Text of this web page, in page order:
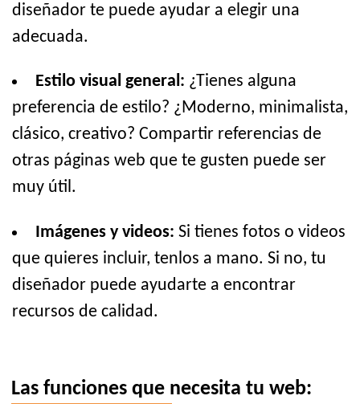
diseñador te puede ayudar a elegir una
adecuada.
Estilo visual general: ¿Tienes alguna
preferencia de estilo? ¿Moderno, minimalista,
clásico, creativo? Compartir referencias de
otras páginas web que te gusten puede ser
muy útil.
Imágenes y videos: Si tienes fotos o videos
que quieres incluir, tenlos a mano. Si no, tu
diseñador puede ayudarte a encontrar
recursos de calidad.
Las funciones que necesita tu web: